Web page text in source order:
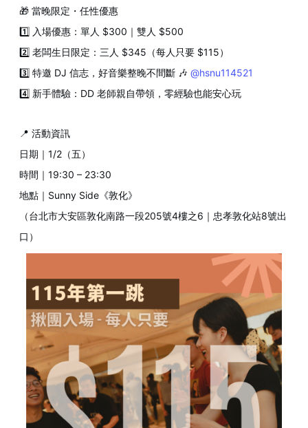
🎁 當晚限定・任性優惠
1️⃣ 入場優惠：單人 $300｜雙人 $500
2️⃣ 老闆生日限定：三人 $345（每人只要 $115）
3️⃣ 特邀 DJ 信志，好音樂整晚不間斷 🎶@hsnu114521
4️⃣ 新手體驗：DD 老師親自帶領，零經驗也能安心玩
📍 活動資訊
日期｜1/2（五）
時間｜19:30 – 23:30
地點｜Sunny Side《敦化》
（台北市大安區敦化南路一段205號4樓之6｜忠孝敦化站8號出
口）